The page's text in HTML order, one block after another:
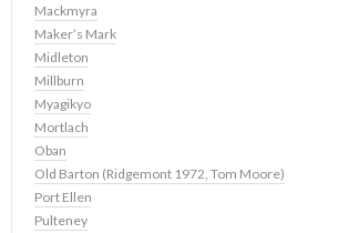
Mackmyra
Maker’s Mark
Midleton
Millburn
Myagikyo
Mortlach
Oban
Old Barton (Ridgemont 1972, Tom Moore)
Port Ellen
Pulteney